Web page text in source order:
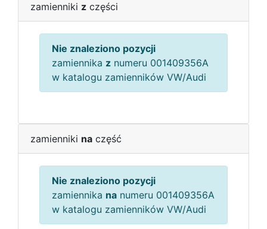
zamienniki z części
Nie znaleziono pozycji
zamiennika z numeru 001409356A
w katalogu zamienników VW/Audi
zamienniki na część
Nie znaleziono pozycji
zamiennika na numeru 001409356A
w katalogu zamienników VW/Audi